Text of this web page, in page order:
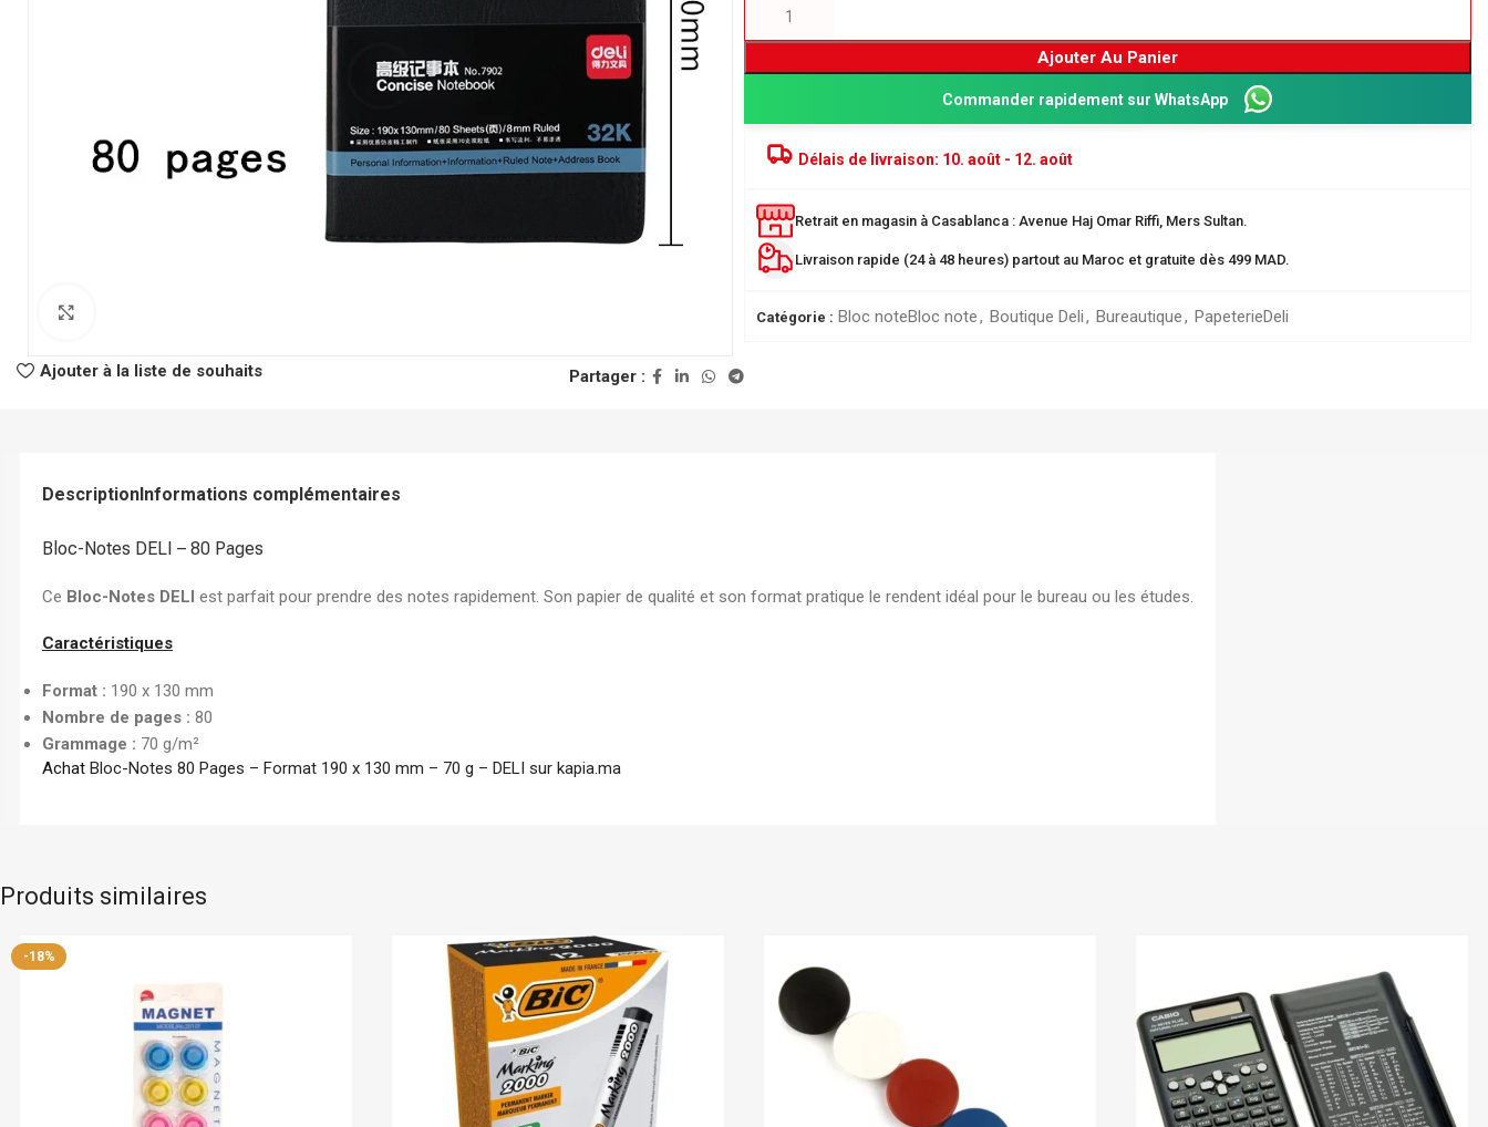
Classeur Rigide
Intercalaire
Ramette Chemise
Dossier Suspendu
AUTRES PRODUITS POPULAIRE
Classeur à levier SICLA Dos 8 cm
de vos documents
robuste pour archivage sécurisé
Ajouter à la liste de souhaits Partager :
Ajouter Au Panier
Commander rapidement sur WhatsApp
Délais de livraison: 10. août - 12. août
Retrait en magasin à Casablanca : Avenue Haj Omar Riffi, Mers Sultan.
Livraison rapide (24 à 48 heures) partout au Maroc et gratuite dès 499 MAD.
Catégorie : Bloc noteBloc note, Boutique Deli, Bureautique, PapeterieDeli
DescriptionInformations complémentaires
Bloc-Notes DELI – 80 Pages
Ce Bloc-Notes DELI est parfait pour prendre des notes rapidement. Son papier de qualité et son format pratique le rendent idéal pour le bureau ou les études.
Caractéristiques
Format : 190 x 130 mm
Nombre de pages : 80
Grammage : 70 g/m²
Achat Bloc-Notes 80 Pages – Format 190 x 130 mm – 70 g – DELI sur kapia.ma
Produits similaires
Bic